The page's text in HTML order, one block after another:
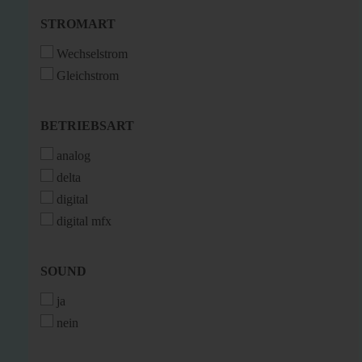
STROMART
STROMART
Wechselstrom
Gleichstrom
BETRIEBSART
BETRIEBSART
analog
delta
digital
digital mfx
SOUND
SOUND
ja
nein